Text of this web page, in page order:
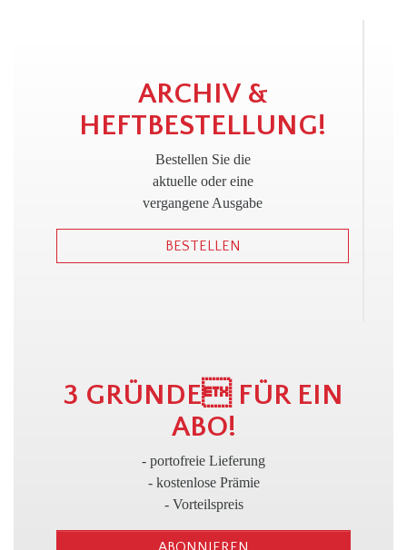
!
ARCHIV &
HEFTBESTELLUNG!
Bestellen Sie die
aktuelle oder eine
vergangene Ausgabe
BESTELLEN
3 GRÜNDE FÜR EIN
ABO!
- portofreie Lieferung
- kostenlose Prämie
- Vorteilspreis